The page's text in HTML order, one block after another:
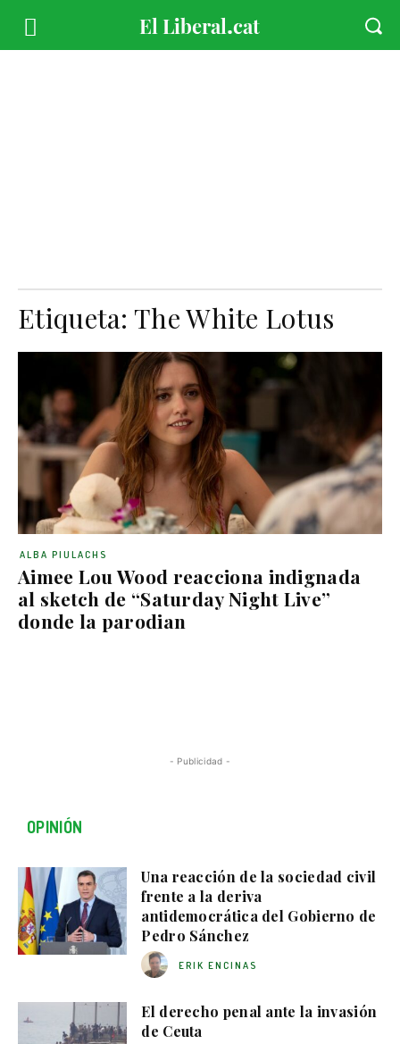
Etiqueta:The White Lotus
Aimee Lou Wood reacciona indignada
al sketch de “Saturday Night Live”
donde la parodian
ALBA PIULACHS
- Publicidad -
OPINIÓN
Una reacción de la sociedad civil
frente a la deriva
antidemocrática del Gobierno de
Pedro Sánchez
ERIK ENCINAS
El derecho penal ante la invasión
de Ceuta